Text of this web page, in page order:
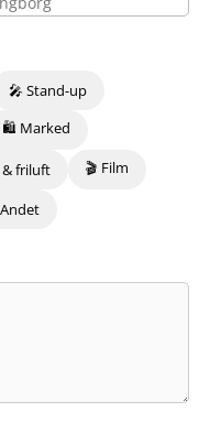
🎤 Stand-up
🛍️ Marked
& friluft 🎬 Film